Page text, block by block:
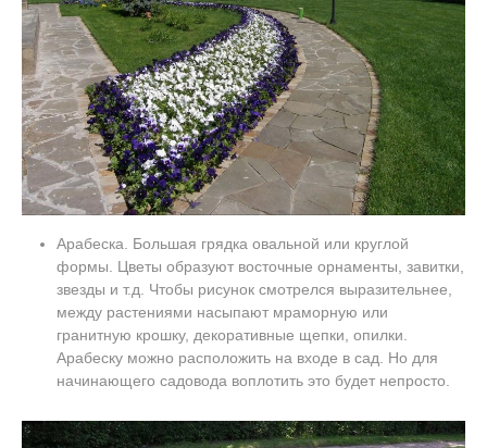
Арабеска. Большая грядка овальной или круглой
формы. Цветы образуют восточные орнаменты, завитки,
звезды и т.д. Чтобы рисунок смотрелся выразительнее,
между растениями насыпают мраморную или
гранитную крошку, декоративные щепки, опилки.
Арабеску можно расположить на входе в сад. Но для
начинающего садовода воплотить это будет непросто.